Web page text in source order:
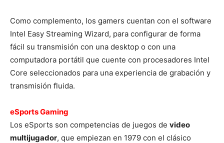
Como complemento, los gamers cuentan con el software
Intel Easy Streaming Wizard, para configurar de forma
fácil su transmisión con una desktop o con una
computadora portátil que cuente con procesadores Intel
Core seleccionados para una experiencia de grabación y
transmisión fluida.
eSports Gaming
Los eSports son competencias de juegos de video
multijugador, que empiezan en 1979 con el clásico